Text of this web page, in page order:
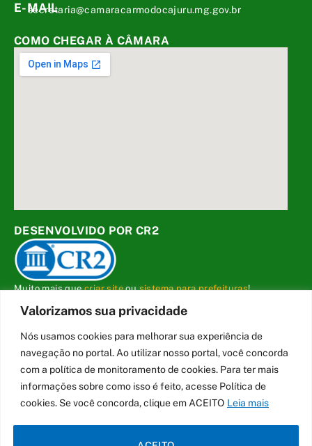
Valorizamos sua privacidade
Nós usamos cookies para melhorar sua experiência de
navegação no portal. Ao utilizar nosso portal, você concorda
com a política de monitoramento de cookies. Para ter mais
informações sobre como isso é feito, acesse Política de
cookies. Se você concorda, clique em ACEITO Leia mais
E-MAIL
secretaria@camaracarmodocajuru.mg.gov.br
COMO CHEGAR À CÂMARA
DESENVOLVIDO POR CR2
Muito mais quecriar siteousistema para prefeituras!
contrato que todas as exigências dasleis de transparência
Conheça oPNTPe oRadar da Transparência Pública